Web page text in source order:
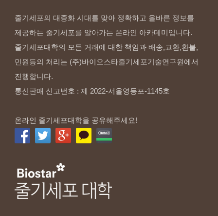
줄기세포의 대중화 시대를 맞아 정확하고 올바른 정보를
제공하는 줄기세포를 알아가는 온라인 아카데미입니다.
줄기세포대학의 모든 거래에 대한 책임과 배송,교환,환불,
민원등의 처리는 (주)바이오스타줄기세포기술연구원에서
진행합니다.
통신판매 신고번호 : 제 2022-서울영등포-1145호
온라인 줄기세포대학을 공유해주세요!